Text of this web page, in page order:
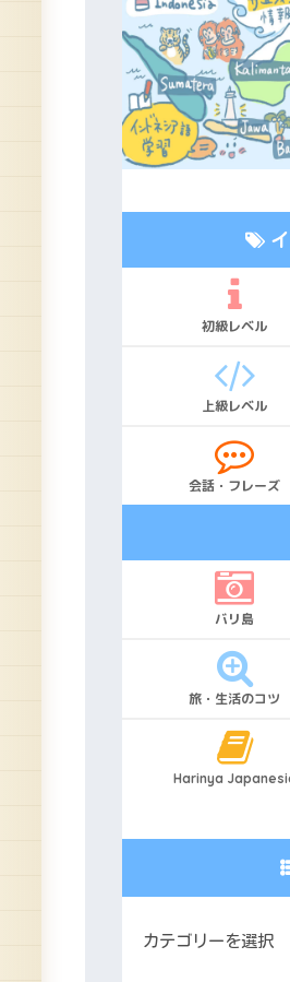
イ
初級レベル
上級レベル
会話・フレーズ
バリ島
旅・生活のコツ
Harinya